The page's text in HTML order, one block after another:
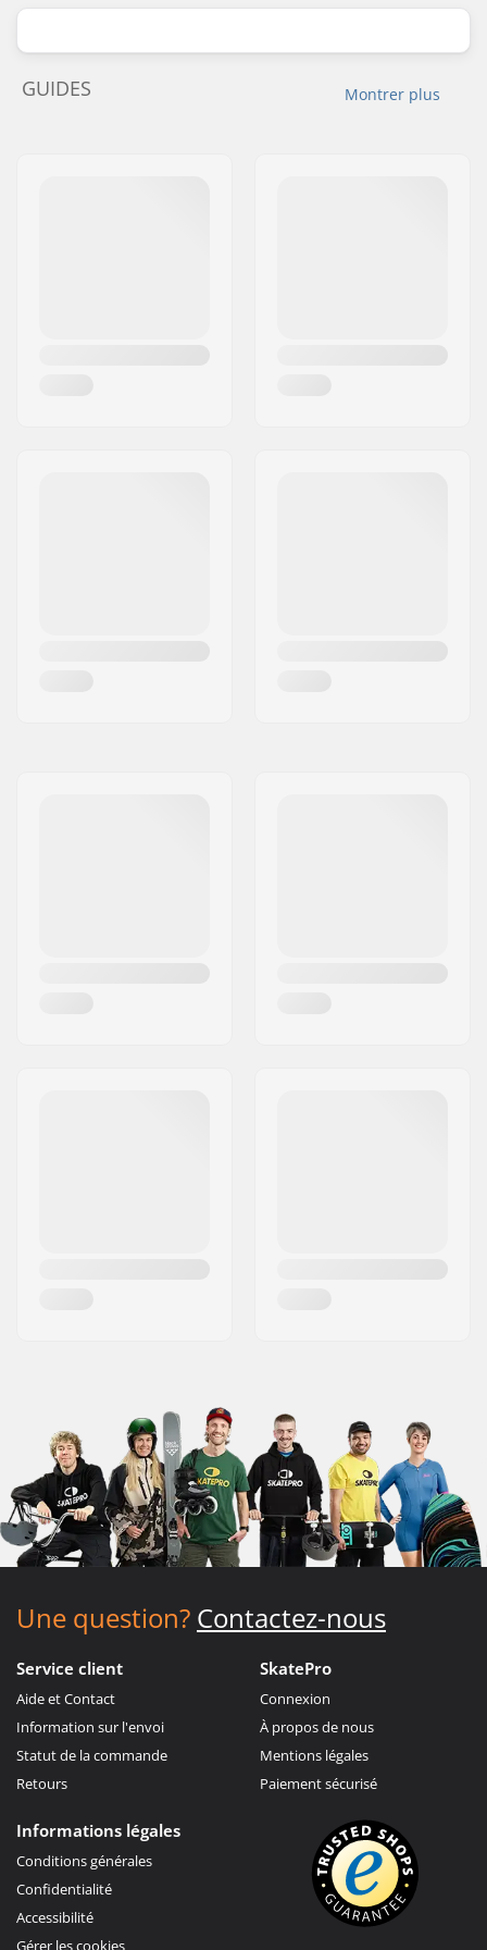
Montrer plus
GUIDES
Une question? Contactez-nous
Service client
Aide et Contact
Information sur l'envoi
Statut de la commande
Retours
SkatePro
Connexion
À propos de nous
Mentions légales
Paiement sécurisé
Informations légales
Conditions générales
Confidentialité
Accessibilité
Gérer les cookies